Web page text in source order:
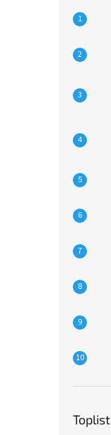
Toplist